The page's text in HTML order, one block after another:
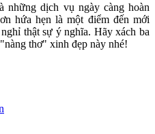
dịch vụ ngày càng hoàn
hứa hẹn là một điểm đến mới
thật sự ý nghĩa. Hãy xách ba
thơ" xinh đẹp này nhé!